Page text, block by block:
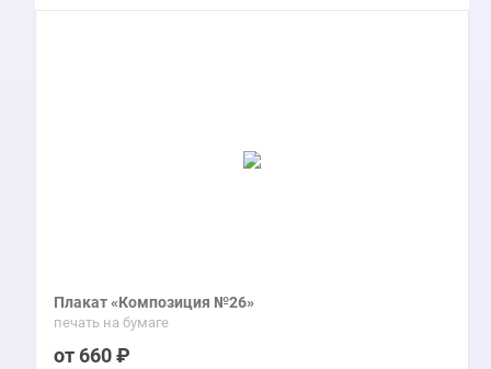
Плакат «Композиция №26»
печать на бумаге
660